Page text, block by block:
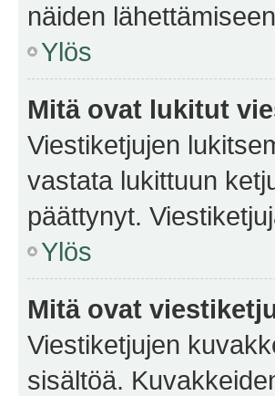
näiden
Ylös
Mitä ovat lukitut
Viestiketjujen
vastata lukittuun
päättynyt.
Ylös
Mitä ovat
Viestiketjujen
sisältöä.